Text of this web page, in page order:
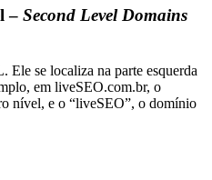
– Second Level Domains
se localiza na parte esquerda
em liveSEO.com.br, o
nível, e o “liveSEO”, o domínio